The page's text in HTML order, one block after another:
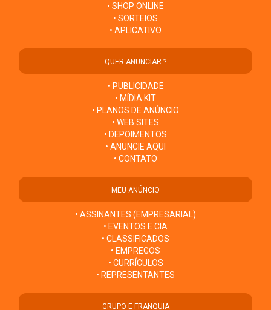
• SHOP ONLINE
• SORTEIOS
• APLICATIVO
QUER ANUNCIAR ?
• PUBLICIDADE
• MÍDIA KIT
• PLANOS DE ANÚNCIO
• WEB SITES
• DEPOIMENTOS
• ANUNCIE AQUI
• CONTATO
MEU ANÚNCIO
• ASSINANTES (EMPRESARIAL)
• EVENTOS E CIA
• CLASSIFICADOS
• EMPREGOS
• CURRÍCULOS
• REPRESENTANTES
GRUPO E FRANQUIA